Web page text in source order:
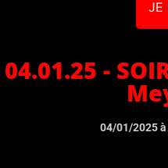
JE
04.01.25 -
04/01/2025 à